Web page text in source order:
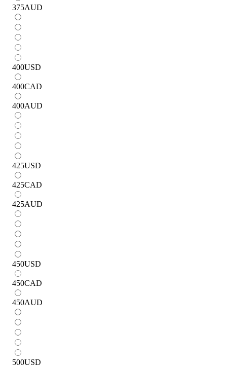
375AUD
400USD
400CAD
400AUD
425USD
425CAD
425AUD
450USD
450CAD
450AUD
500USD